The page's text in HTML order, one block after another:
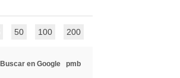
50 100 200
Buscar en Google pmb